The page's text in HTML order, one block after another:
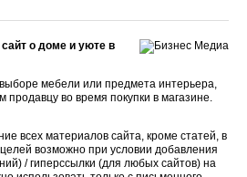
о доме и уюте в
мебели или предмета интерьера,
продавцу во время покупки в магазине.
всех материалов сайта, кроме статей, в
возможно при условии добавления
/ гиперссылки (для любых сайтов) на